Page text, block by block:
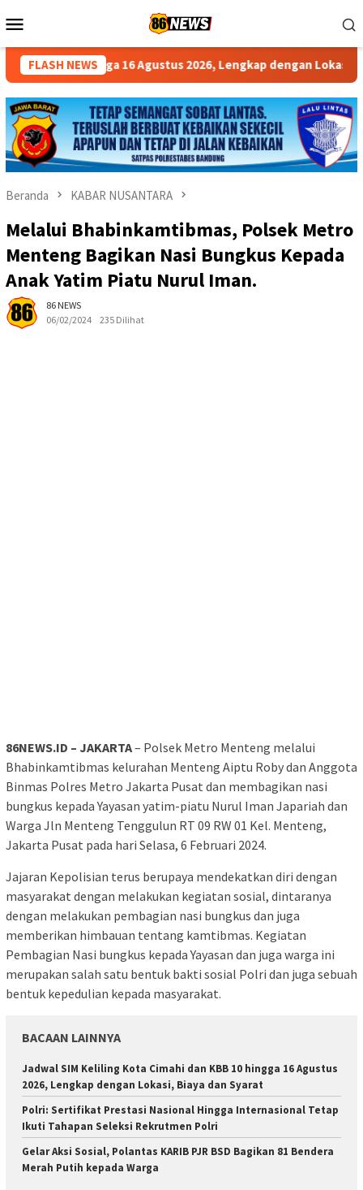
ke
Mobile
FLASH NEWS
Agustus 2026, Lengkap dengan Lokasi, Biaya dan Syarat
Beranda KABAR NUSANTARA
Melalui Bhabinkamtibmas, Polsek Metro
Menteng Bagikan Nasi Bungkus Kepada
Anak Yatim Piatu Nurul Iman.
86 NEWS
06/02/2024
235 Dilihat
86NEWS.ID – JAKARTA– Polsek Metro Menteng melalui
Bhabinkamtibmas kelurahan Menteng Aiptu Roby dan Anggota
Binmas Polres Metro Jakarta Pusat dan membagikan nasi
bungkus kepada Yayasan yatim-piatu Nurul Iman Japariah dan
Warga Jln Menteng Tenggulun RT 09 RW 01 Kel. Menteng,
Jakarta Pusat pada hari Selasa, 6 Februari 2024.
Jajaran Kepolisian terus berupaya mendekatkan diri dengan
masyarakat dengan melakukan kegiatan sosial, dintaranya
dengan melakukan pembagian nasi bungkus dan juga
memberikan himbauan tentang kamtibmas. Kegiatan
Pembagian Nasi bungkus kepada Yayasan dan juga warga ini
merupakan salah satu bentuk bakti sosial Polri dan juga sebuah
bentuk kepedulian kepada masyarakat.
BACAAN LAINNYA
Jadwal SIM Keliling Kota Cimahi dan KBB 10 hingga 16 Agustus
2026, Lengkap dengan Lokasi, Biaya dan Syarat
Polri: Sertifikat Prestasi Nasional Hingga Internasional Tetap
Ikuti Tahapan Seleksi Rekrutmen Polri
Gelar Aksi Sosial, Polantas KARIB PJR BSD Bagikan 81 Bendera
Merah Putih kepada Warga